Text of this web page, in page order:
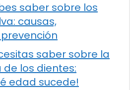
saber sobre los
causas,
saber sobre la
los dientes:
edad sucede!